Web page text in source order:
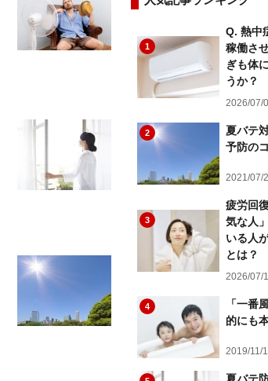
1
Q. 熱中
稼働さ
ぎも体
うか？
2026/07/
2
夏バテ
予防の
2021/07/
3
疲労回
気な人
いる人
とは？
2026/07/
4
「一番
的にも
2019/11/